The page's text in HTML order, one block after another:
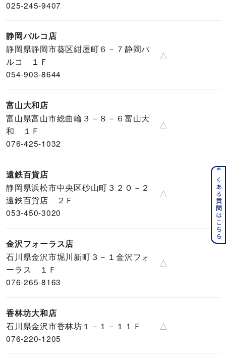
025-245-9407
静岡パルコ店
静岡県静岡市葵区紺屋町６－７静岡パ
ルコ １Ｆ
054-903-8644
△
富山大和店
富山県富山市総曲輪３－８－６富山大
和 １Ｆ
076-425-1032
△
遠鉄百貨店
静岡県浜松市中央区砂山町３２０－２
遠鉄百貨店 ２Ｆ
053-450-3020
△
金沢フォーラス店
石川県金沢市堀川新町３－１金沢フォ
ーラス １Ｆ
076-265-8163
△
香林坊大和店
石川県金沢市香林坊１－１－１１Ｆ
076-220-1205
△
よくある質問はこちら